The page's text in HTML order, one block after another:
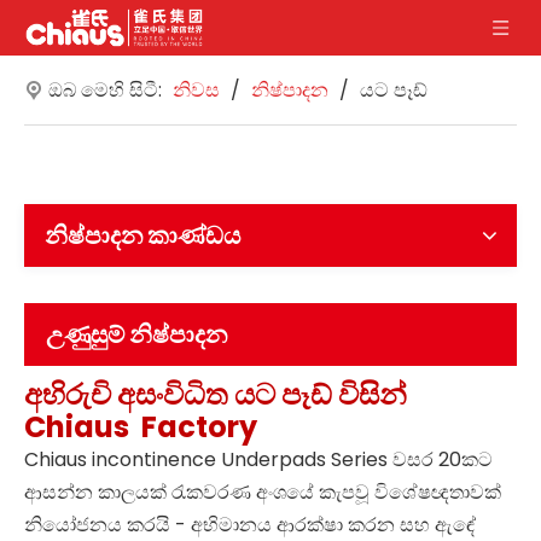
ඔබ මෙහි සිටී: නිවස / නිෂ්පාදන / යට පෑඩ්
නිෂ්පාදන කාණ්ඩය
උණුසුම් නිෂ්පාදන
අභිරුචිඅසංවිධිත යට පෑඩ්විසින්
Chiaus Factory
Chiaus incontinence Underpads Series වසර 20කට
ආසන්න කාලයක් රැකවරණ අංශයේ කැපවූ විශේෂඥතාවක්
නියෝජනය කරයි - අභිමානය ආරක්ෂා කරන සහ ඇඳේ